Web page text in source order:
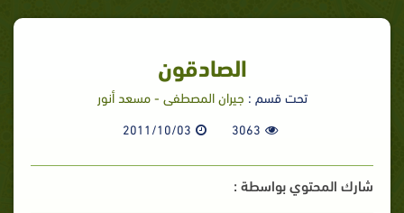
الصادقون
تحت قسم : جيران المصطفى - مسعد أنور
3063
2011/10/03
شارك المحتوي بواسطة :